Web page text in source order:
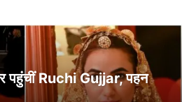
पहुंचीं Ruchi Gujjar, पहन